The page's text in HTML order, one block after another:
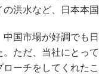
の洪水など、日本本
国市場が好調でも
。ただ、当社にとっ
ローチをしてくれたこ